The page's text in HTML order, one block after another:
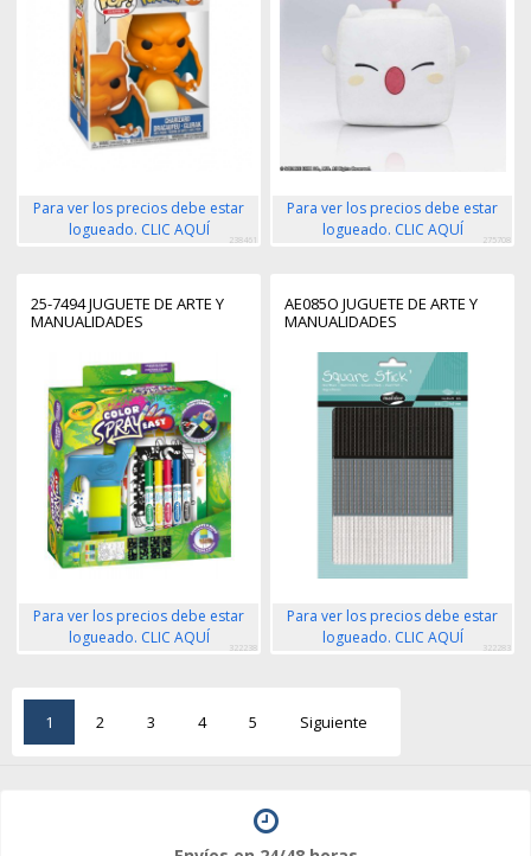
Para ver los precios debe estar
logueado. CLIC AQUÍ
238461
Para ver los precios debe estar
logueado. CLIC AQUÍ
275708
25-7494 JUGUETE DE ARTE Y
MANUALIDADES
Para ver los precios debe estar
logueado. CLIC AQUÍ
322238
AE085O JUGUETE DE ARTE Y
MANUALIDADES
Para ver los precios debe estar
logueado. CLIC AQUÍ
322283
1 2 3 4 5 Siguiente